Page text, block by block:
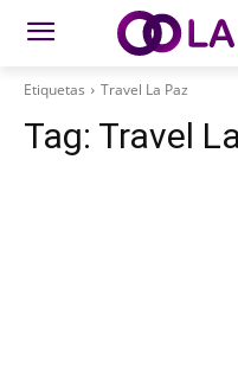
Etiquetas Travel La Paz
Tag: Travel